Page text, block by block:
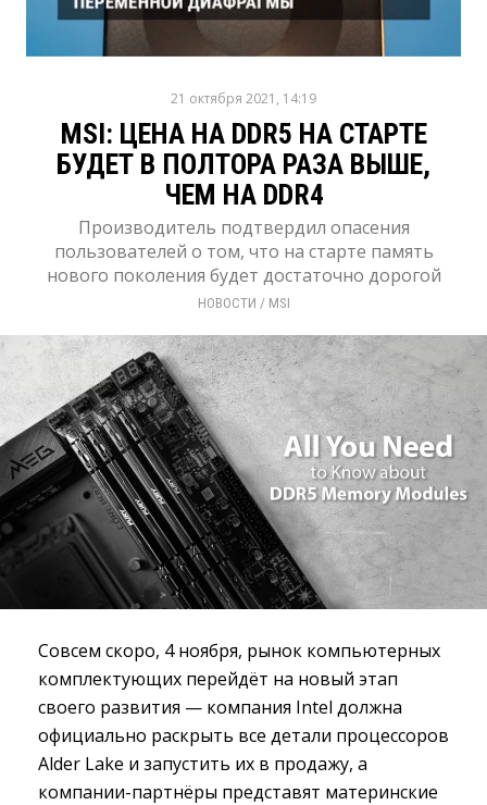
21 октября 2021, 14:19
MSI: ЦЕНА НА DDR5 НА СТАРТЕ
БУДЕТ В ПОЛТОРА РАЗА ВЫШЕ,
ЧЕМ НА DDR4
Производитель подтвердил опасения
пользователей о том, что на старте память
нового поколения будет достаточно дорогой
НОВОСТИ / MSI
Совсем скоро, 4 ноября, рынок компьютерных
комплектующих перейдёт на новый этап
своего развития — компания Intel должна
официально раскрыть все детали процессоров
Alder Lake и запустить их в продажу, а
компании-партнёры представят материнские